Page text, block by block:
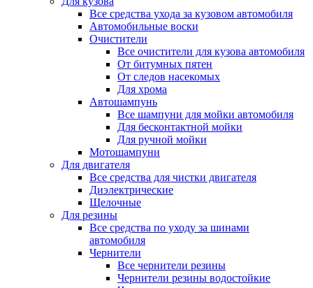
Все средства ухода за кузовом автомобиля
Автомобильные воски
Очистители
Все очистители для кузова автомобиля
От битумных пятен
От следов насекомых
Для хрома
Автошампунь
Все шампуни для мойки автомобиля
Для бесконтактной мойки
Для ручной мойки
Мотошампуни
Для двигателя
Все средства для чистки двигателя
Диэлектрические
Щелочные
Для резины
Все средства по уходу за шинами
автомобиля
Чернители
Все чернители резины
Чернители резины водостойкие